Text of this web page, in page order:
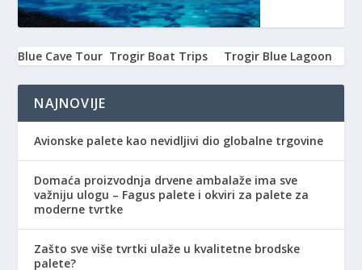
Blue Cave Tour Trogir Boat Trips Trogir Blue Lagoon
NAJNOVIJE
Avionske palete kao nevidljivi dio globalne trgovine
Domaća proizvodnja drvene ambalaže ima sve
važniju ulogu – Fagus palete i okviri za palete za
moderne tvrtke
Zašto sve više tvrtki ulaže u kvalitetne brodske
palete?